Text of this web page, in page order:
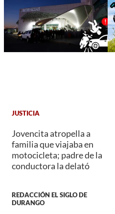
JUSTICIA
Jovencita atropella a
familia que viajaba en
motocicleta; padre de la
conductora la delató
REDACCIÓN EL SIGLO DE
DURANGO